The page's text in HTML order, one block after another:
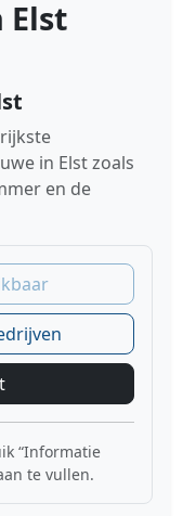
Elst
in Elst zoals
en de
“Informatie
te vullen.